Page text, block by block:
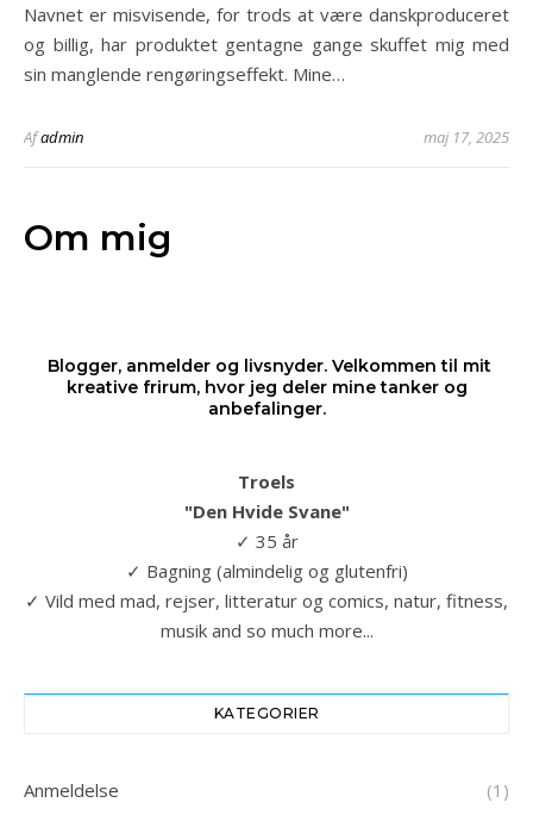
Navnet er misvisende, for trods at være danskproduceret
og billig, har produktet gentagne gange skuffet mig med
sin manglende rengøringseffekt. Mine…
Afadmin maj 17, 2025
Om mig
Blogger, anmelder og livsnyder. Velkommen til mit
kreative frirum, hvor jeg deler mine tanker og
anbefalinger.
Troels
"Den Hvide Svane"
✓ 35 år
✓ Bagning (almindelig og glutenfri)
✓ Vild med mad, rejser, litteratur og comics, natur, fitness,
musik and so much more...
KATEGORIER
Anmeldelse (1)